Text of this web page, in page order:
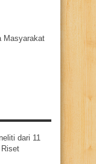
Masyarakat
dari 11